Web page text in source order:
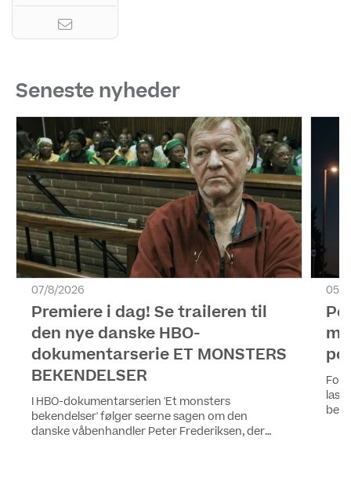
Seneste nyheder
07/8/2026
Premiere i dag! Se traileren til
den nye danske HBO-
dokumentarserie ET MONSTERS
BEKENDELSER
I HBO-dokumentarserien 'Et monsters
bekendelser' følger seerne sagen om den
danske våbenhandler Peter Frederiksen, der
05/
For